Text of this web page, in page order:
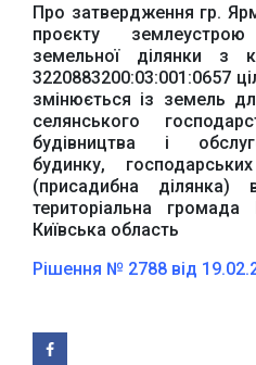
Про затвердження гр.
проєкту
земельної ділянки з
3220883200:03:001:0657
змінюється із земель
селянського
будівництва і
будинку,
(присадибна ділянка)
територіальна громада
Київська область
Рішення № 2788 від